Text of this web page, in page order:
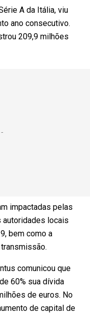
A da Itália, viu
ano consecutivo.
209,9 milhões
impactadas pelas
locais
bem como a
comunicou que
60% sua dívida
de euros. No
de capital de